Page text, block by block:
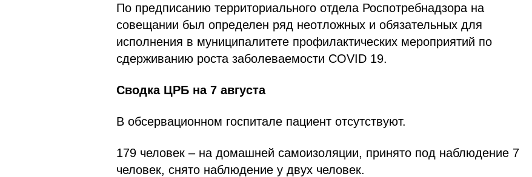
По предписанию территориального отдела Роспотребнадзора на
совещании был определен ряд неотложных и обязательных для
исполнения в муниципалитете профилактических мероприятий по
сдерживанию роста заболеваемости COVID 19.
Сводка ЦРБ на 7 августа
В обсервационном госпитале пациент отсутствуют.
179 человек – на домашней самоизоляции, принято под наблюдение 7
человек, снято наблюдение у двух человек.